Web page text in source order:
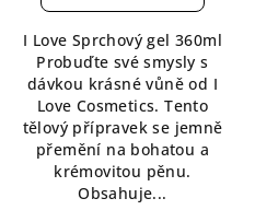
z
5
hvězdiček.
I Love Sprchový gel 360ml
Probuďte své smysly s
dávkou krásné vůně od I
Love Cosmetics. Tento
tělový přípravek se jemně
přemění na bohatou a
krémovitou pěnu.
Obsahuje...